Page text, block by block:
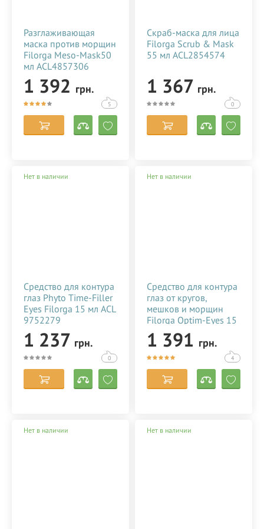
Интернет-магазин STEPEN.UA
БЕСПЛАТНАЯ консультация по
телефону 050-418-04-04 (есть Viber)
Разглаживающая
маска против морщин
Filorga Meso-Mask50
мл ACL4857306
1 392 грн.
5
Скраб-маска для лица
Filorga Scrub & Mask
55 мл ACL2854574
1 367 грн.
0
Нет в наличии
Средство для контура
глаз Phyto Time-Filler
Eyes Filorga 15 мл ACL
9752279
1 237 грн.
0
Нет в наличии
Средство для контура
глаз от кругов,
мешков и морщин
Filorga Optim-Eyes 15
мл ACL6105757
1 391 грн.
4
Нет в наличии Нет в наличии